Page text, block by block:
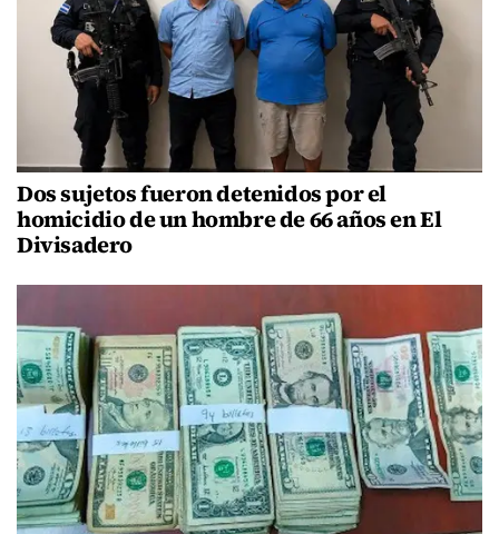
Dos sujetos fueron detenidos por el
homicidio de un hombre de 66 años en El
Divisadero